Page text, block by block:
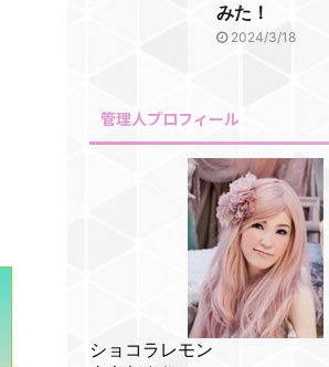
みた！
2024/3/18
管理人プロフィール
ショコラレモン